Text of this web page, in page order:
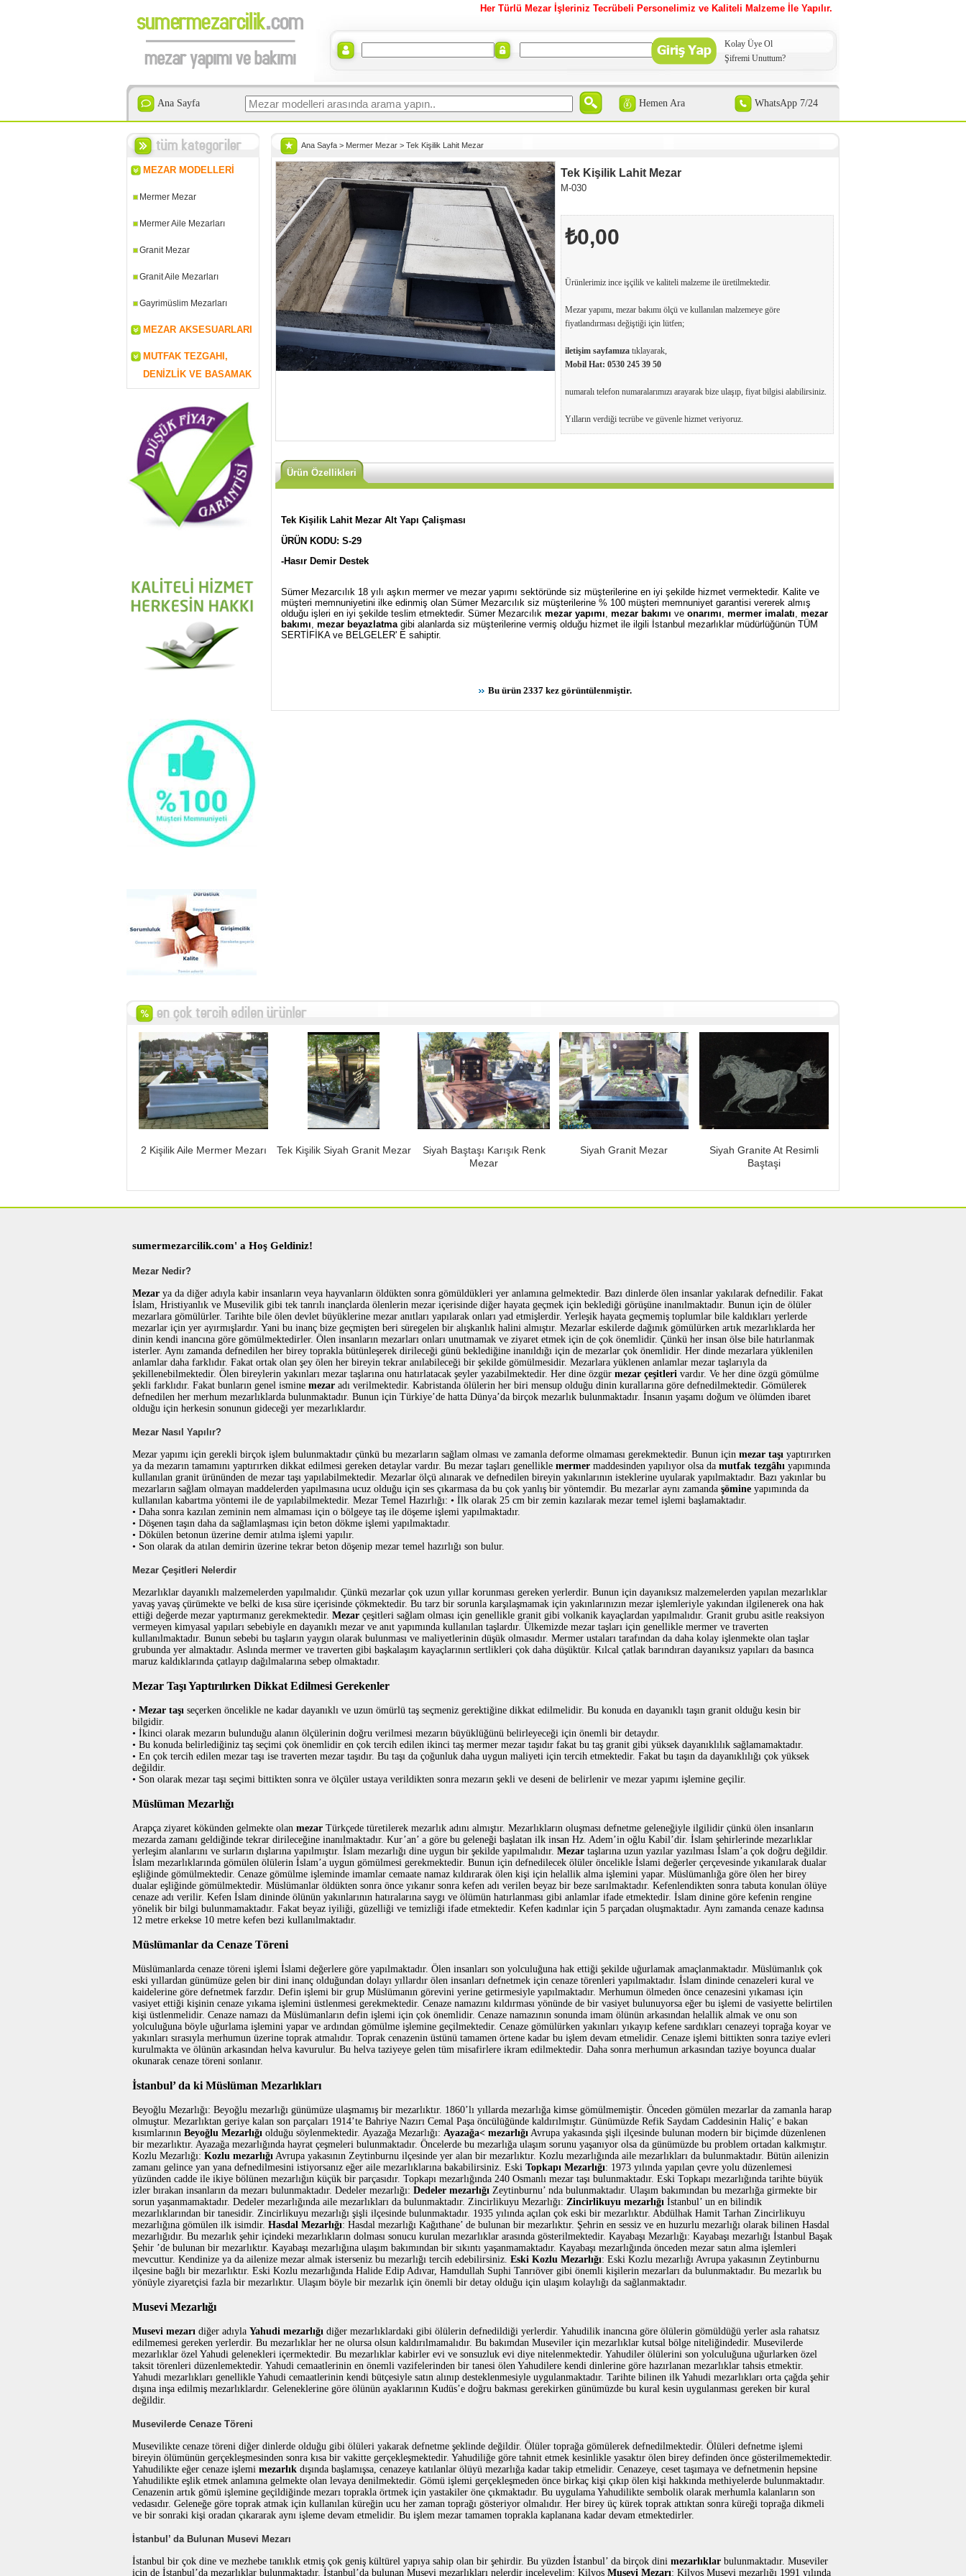
Her Türlü Mezar İşleriniz Tecrübeli Personelimiz ve Kaliteli Malzeme İle Yapılır.
Kolay Üye Ol
Şifremi Unuttum?
Ana Sayfa Hemen Ara WhatsApp 7/24
MEZAR MODELLERİ
Mermer Mezar
Mermer Aile Mezarları
Granit Mezar
Granit Aile Mezarları
Gayrimüslim Mezarları
MEZAR AKSESUARLARI
MUTFAK TEZGAHI,
DENİZLİK VE BASAMAK
Ana Sayfa > Mermer Mezar > Tek Kişilik Lahit Mezar
Tek Kişilik Lahit Mezar
M-030
₺0,00
Ürünlerimiz ince işçilik ve kaliteli malzeme ile üretilmektedir.
Mezar yapımı, mezar bakımı ölçü ve kullanılan malzemeye göre
fiyatlandırması değiştiği için lütfen;
iletişim sayfamıza tıklayarak,
Mobil Hat: 0530 245 39 50
numaralı telefon numaralarımızı arayarak bize ulaşıp, fiyat bilgisi alabilirsiniz.
Yılların verdiği tecrübe ve güvenle hizmet veriyoruz.
Ürün Özellikleri
Tek Kişilik Lahit Mezar Alt Yapı Çalişması
ÜRÜN KODU: S-29
-Hasır Demir Destek
Sümer Mezarcılık 18 yılı aşkın mermer ve mezar yapımı sektöründe siz müşterilerine en iyi şekilde hizmet vermektedir. Kalite ve
müşteri memnuniyetini ilke edinmiş olan Sümer Mezarcılık siz müşterilerine % 100 müşteri memnuniyet garantisi vererek almış
olduğu işleri en iyi şekilde teslim etmektedir. Sümer Mezarcılık mezar yapımı, mezar bakımı ve onarımı, mermer imalatı, mezar
bakımı, mezar beyazlatmagibi alanlarda siz müşterilerine vermiş olduğu hizmet ile ilgili İstanbul mezarlıklar müdürlüğünün TÜM
SERTİFİKA ve BELGELER' E sahiptir.
Bu ürün 2337 kez görüntülenmiştir.
2 Kişilik Aile Mermer Mezarı Tek Kişilik Siyah Granit Mezar
Siyah Baştaşı Karışık Renk
Mezar
Siyah Granit Mezar
Siyah Granite At Resimli
Baştaşi
sumermezarcilik.com' a Hoş Geldiniz!
Mezar Nedir?
Mezar ya da diğer adıyla kabir insanların veya hayvanların öldükten sonra gömüldükleri yer anlamına gelmektedir. Bazı dinlerde ölen insanlar yakılarak defnedilir. Fakat
İslam, Hristiyanlık ve Musevilik gibi tek tanrılı inançlarda ölenlerin mezar içerisinde diğer hayata geçmek için beklediği görüşüne inanılmaktadır. Bunun için de ölüler
mezarlara gömülürler. Tarihte bile ölen devlet büyüklerine mezar anıtları yapılarak onları yad etmişlerdir. Yerleşik hayata geçmemiş toplumlar bile kaldıkları yerlerde
mezarlar için yer ayırmışlardır. Yani bu inanç bize geçmişten beri süregelen bir alışkanlık halini almıştır. Mezarlar eskilerde dağınık gömülürken artık mezarlıklarda her
dinin kendi inancına göre gömülmektedirler. Ölen insanların mezarları onları unutmamak ve ziyaret etmek için de çok önemlidir. Çünkü her insan ölse bile hatırlanmak
isterler. Aynı zamanda defnedilen her birey toprakla bütünleşerek dirileceği günü beklediğine inanıldığı için de mezarlar çok önemlidir. Her dinde mezarlara yüklenilen
anlamlar daha farklıdır. Fakat ortak olan şey ölen her bireyin tekrar anılabileceği bir şekilde gömülmesidir. Mezarlara yüklenen anlamlar mezar taşlarıyla da
şekillenebilmektedir. Ölen bireylerin yakınları mezar taşlarına onu hatırlatacak şeyler yazabilmektedir. Her dine özgür mezar çeşitleri vardır. Ve her dine özgü gömülme
şekli farklıdır. Fakat bunların genel ismine mezar adı verilmektedir. Kabristanda ölülerin her biri mensup olduğu dinin kurallarına göre defnedilmektedir. Gömülerek
defnedilen her merhum mezarlıklarda bulunmaktadır. Bunun için Türkiye’de hatta Dünya’da birçok mezarlık bulunmaktadır. İnsanın yaşamı doğum ve ölümden ibaret
olduğu için herkesin sonunun gideceği yer mezarlıklardır.
Mezar Nasıl Yapılır?
Mezar yapımı için gerekli birçok işlem bulunmaktadır çünkü bu mezarların sağlam olması ve zamanla deforme olmaması gerekmektedir. Bunun için mezar taşı yaptırırken
ya da mezarın tamamını yaptırırken dikkat edilmesi gereken detaylar vardır. Bu mezar taşları genellikle mermer maddesinden yapılıyor olsa da mutfak tezgâhı yapımında
kullanılan granit ürününden de mezar taşı yapılabilmektedir. Mezarlar ölçü alınarak ve defnedilen bireyin yakınlarının isteklerine uyularak yapılmaktadır. Bazı yakınlar bu
mezarların sağlam olmayan maddelerden yapılmasına ucuz olduğu için ses çıkarmasa da bu çok yanlış bir yöntemdir. Bu mezarlar aynı zamanda şömine yapımında da
kullanılan kabartma yöntemi ile de yapılabilmektedir. Mezar Temel Hazırlığı: • İlk olarak 25 cm bir zemin kazılarak mezar temel işlemi başlamaktadır.
• Daha sonra kazılan zeminin nem almaması için o bölgeye taş ile döşeme işlemi yapılmaktadır.
• Döşenen taşın daha da sağlamlaşması için beton dökme işlemi yapılmaktadır.
• Dökülen betonun üzerine demir atılma işlemi yapılır.
• Son olarak da atılan demirin üzerine tekrar beton döşenip mezar temel hazırlığı son bulur.
Mezar Çeşitleri Nelerdir
Mezarlıklar dayanıklı malzemelerden yapılmalıdır. Çünkü mezarlar çok uzun yıllar korunması gereken yerlerdir. Bunun için dayanıksız malzemelerden yapılan mezarlıklar
yavaş yavaş çürümekte ve belki de kısa süre içerisinde çökmektedir. Bu tarz bir sorunla karşılaşmamak için yakınlarınızın mezar işlemleriyle yakından ilgilenerek ona hak
ettiği değerde mezar yaptırmanız gerekmektedir. Mezar çeşitleri sağlam olması için genellikle granit gibi volkanik kayaçlardan yapılmalıdır. Granit grubu asitle reaksiyon
vermeyen kimyasal yapıları sebebiyle en dayanıklı mezar ve anıt yapımında kullanılan taşlardır. Ülkemizde mezar taşları için genellikle mermer ve traverten
kullanılmaktadır. Bunun sebebi bu taşların yaygın olarak bulunması ve maliyetlerinin düşük olmasıdır. Mermer ustaları tarafından da daha kolay işlenmekte olan taşlar
grubunda yer almaktadır. Aslında mermer ve traverten gibi başkalaşım kayaçlarının sertlikleri çok daha düşüktür. Kılcal çatlak barındıran dayanıksız yapıları da basınca
maruz kaldıklarında çatlayıp dağılmalarına sebep olmaktadır.
Mezar Taşı Yaptırılırken Dikkat Edilmesi Gerekenler
• Mezar taşı seçerken öncelikle ne kadar dayanıklı ve uzun ömürlü taş seçmeniz gerektiğine dikkat edilmelidir. Bu konuda en dayanıklı taşın granit olduğu kesin bir
bilgidir.
• İkinci olarak mezarın bulunduğu alanın ölçülerinin doğru verilmesi mezarın büyüklüğünü belirleyeceği için önemli bir detaydır.
• Bu konuda belirlediğiniz taş seçimi çok önemlidir en çok tercih edilen ikinci taş mermer mezar taşıdır fakat bu taş granit gibi yüksek dayanıklılık sağlamamaktadır.
• En çok tercih edilen mezar taşı ise traverten mezar taşıdır. Bu taşı da çoğunluk daha uygun maliyeti için tercih etmektedir. Fakat bu taşın da dayanıklılığı çok yüksek
değildir.
• Son olarak mezar taşı seçimi bittikten sonra ve ölçüler ustaya verildikten sonra mezarın şekli ve deseni de belirlenir ve mezar yapımı işlemine geçilir.
Müslüman Mezarlığı
Arapça ziyaret kökünden gelmekte olan mezar Türkçede türetilerek mezarlık adını almıştır. Mezarlıkların oluşması defnetme geleneğiyle ilgilidir çünkü ölen insanların
mezarda zamanı geldiğinde tekrar dirileceğine inanılmaktadır. Kur’an’ a göre bu geleneği başlatan ilk insan Hz. Adem’in oğlu Kabil’dir. İslam şehirlerinde mezarlıklar
yerleşim alanlarını ve surların dışlarına yapılmıştır. İslam mezarlığı dine uygun bir şekilde yapılmalıdır. Mezar taşlarına uzun yazılar yazılması İslam’a çok doğru değildir.
İslam mezarlıklarında gömülen ölülerin İslam’a uygun gömülmesi gerekmektedir. Bunun için defnedilecek ölüler öncelikle İslami değerler çerçevesinde yıkanılarak dualar
eşliğinde gömülmektedir. Cenaze gömülme işleminde imamlar cemaate namaz kıldırarak ölen kişi için helallik alma işlemini yapar. Müslümanlığa göre ölen her birey
dualar eşliğinde gömülmektedir. Müslümanlar öldükten sonra önce yıkanır sonra kefen adı verilen beyaz bir beze sarılmaktadır. Kefenlendikten sonra tabuta konulan ölüye
cenaze adı verilir. Kefen İslam dininde ölünün yakınlarının hatıralarına saygı ve ölümün hatırlanması gibi anlamlar ifade etmektedir. İslam dinine göre kefenin rengine
yönelik bir bilgi bulunmamaktadır. Fakat beyaz iyiliği, güzelliği ve temizliği ifade etmektedir. Kefen kadınlar için 5 parçadan oluşmaktadır. Aynı zamanda cenaze kadınsa
12 metre erkekse 10 metre kefen bezi kullanılmaktadır.
Müslümanlar da Cenaze Töreni
Müslümanlarda cenaze töreni işlemi İslami değerlere göre yapılmaktadır. Ölen insanları son yolculuğuna hak ettiği şekilde uğurlamak amaçlanmaktadır. Müslümanlık çok
eski yıllardan günümüze gelen bir dini inanç olduğundan dolayı yıllardır ölen insanları defnetmek için cenaze törenleri yapılmaktadır. İslam dininde cenazeleri kural ve
kaidelerine göre defnetmek farzdır. Defin işlemi bir grup Müslümanın görevini yerine getirmesiyle yapılmaktadır. Merhumun ölmeden önce cenazesini yıkaması için
vasiyet ettiği kişinin cenaze yıkama işlemini üstlenmesi gerekmektedir. Cenaze namazını kıldırması yönünde de bir vasiyet bulunuyorsa eğer bu işlemi de vasiyette belirtilen
kişi üstlenmelidir. Cenaze namazı da Müslümanların defin işlemi için çok önemlidir. Cenaze namazının sonunda imam ölünün arkasından helallik almak ve onu son
yolculuğuna böyle uğurlama işlemini yapar ve ardından gömülme işlemine geçilmektedir. Cenaze gömülürken yakınları yıkayıp kefene sardıkları cenazeyi toprağa koyar ve
yakınları sırasıyla merhumun üzerine toprak atmalıdır. Toprak cenazenin üstünü tamamen örtene kadar bu işlem devam etmelidir. Cenaze işlemi bittikten sonra taziye evleri
kurulmakta ve ölünün arkasından helva kavurulur. Bu helva taziyeye gelen tüm misafirlere ikram edilmektedir. Daha sonra merhumun arkasından taziye boyunca dualar
okunarak cenaze töreni sonlanır.
İstanbul’ da ki Müslüman Mezarlıkları
Beyoğlu Mezarlığı: Beyoğlu mezarlığı günümüze ulaşmamış bir mezarlıktır. 1860’lı yıllarda mezarlığa kimse gömülmemiştir. Önceden gömülen mezarlar da zamanla harap
olmuştur. Mezarlıktan geriye kalan son parçaları 1914’te Bahriye Nazırı Cemal Paşa öncülüğünde kaldırılmıştır. Günümüzde Refik Saydam Caddesinin Haliç’ e bakan
kısımlarının Beyoğlu Mezarlığı olduğu söylenmektedir. Ayazağa Mezarlığı: Ayazağa< mezarlığı Avrupa yakasında şişli ilçesinde bulunan modern bir biçimde düzenlenen
bir mezarlıktır. Ayazağa mezarlığında hayrat çeşmeleri bulunmaktadır. Öncelerde bu mezarlığa ulaşım sorunu yaşanıyor olsa da günümüzde bu problem ortadan kalkmıştır.
Kozlu Mezarlığı: Kozlu mezarlığı Avrupa yakasının Zeytinburnu ilçesinde yer alan bir mezarlıktır. Kozlu mezarlığında aile mezarlıkları da bulunmaktadır. Bütün ailenizin
zamanı gelince yan yana defnedilmesini istiyorsanız eğer aile mezarlıklarına bakabilirsiniz. Eski Topkapı Mezarlığı: 1973 yılında yapılan çevre yolu düzenlemesi
yüzünden cadde ile ikiye bölünen mezarlığın küçük bir parçasıdır. Topkapı mezarlığında 240 Osmanlı mezar taşı bulunmaktadır. Eski Topkapı mezarlığında tarihte büyük
izler bırakan insanların da mezarı bulunmaktadır. Dedeler mezarlığı: Dedeler mezarlığı Zeytinburnu’ nda bulunmaktadır. Ulaşım bakımından bu mezarlığa girmekte bir
sorun yaşanmamaktadır. Dedeler mezarlığında aile mezarlıkları da bulunmaktadır. Zincirlikuyu Mezarlığı: Zincirlikuyu mezarlığı İstanbul’ un en bilindik
mezarlıklarından bir tanesidir. Zincirlikuyu mezarlığı şişli ilçesinde bulunmaktadır. 1935 yılında açılan çok eski bir mezarlıktır. Abdülhak Hamit Tarhan Zincirlikuyu
mezarlığına gömülen ilk isimdir. Hasdal Mezarlığı: Hasdal mezarlığı Kağıthane’ de bulunan bir mezarlıktır. Şehrin en sessiz ve en huzurlu mezarlığı olarak bilinen Hasdal
mezarlığıdır. Bu mezarlık şehir içindeki mezarlıkların dolması sonucu kurulan mezarlıklar arasında gösterilmektedir. Kayabaşı Mezarlığı: Kayabaşı mezarlığı İstanbul Başak
Şehir ’de bulunan bir mezarlıktır. Kayabaşı mezarlığına ulaşım bakımından bir sıkıntı yaşanmamaktadır. Kayabaşı mezarlığında önceden mezar satın alma işlemleri
mevcuttur. Kendinize ya da ailenize mezar almak isterseniz bu mezarlığı tercih edebilirsiniz. Eski Kozlu Mezarlığı: Eski Kozlu mezarlığı Avrupa yakasının Zeytinburnu
ilçesine bağlı bir mezarlıktır. Eski Kozlu mezarlığında Halide Edip Adıvar, Hamdullah Suphi Tanrıöver gibi önemli kişilerin mezarları da bulunmaktadır. Bu mezarlık bu
yönüyle ziyaretçisi fazla bir mezarlıktır. Ulaşım böyle bir mezarlık için önemli bir detay olduğu için ulaşım kolaylığı da sağlanmaktadır.
Musevi Mezarlığı
Musevi mezarı diğer adıyla Yahudi mezarlığı diğer mezarlıklardaki gibi ölülerin defnedildiği yerlerdir. Yahudilik inancına göre ölülerin gömüldüğü yerler asla rahatsız
edilmemesi gereken yerlerdir. Bu mezarlıklar her ne olursa olsun kaldırılmamalıdır. Bu bakımdan Museviler için mezarlıklar kutsal bölge niteliğindedir. Musevilerde
mezarlıklar özel Yahudi gelenekleri içermektedir. Bu mezarlıklar kabirler evi ve sonsuzluk evi diye nitelenmektedir. Yahudiler ölülerini son yolculuğuna uğurlarken özel
taksit törenleri düzenlemektedir. Yahudi cemaatlerinin en önemli vazifelerinden bir tanesi ölen Yahudilere kendi dinlerine göre hazırlanan mezarlıklar tahsis etmektir.
Yahudi mezarlıkları genellikle Yahudi cemaatlerinin kendi bütçesiyle satın alınıp desteklenmesiyle uygulanmaktadır. Tarihte bilinen ilk Yahudi mezarlıkları orta çağda şehir
dışına inşa edilmiş mezarlıklardır. Geleneklerine göre ölünün ayaklarının Kudüs’e doğru bakması gerekirken günümüzde bu kural kesin uygulanması gereken bir kural
değildir.
Musevilerde Cenaze Töreni
Musevilikte cenaze töreni diğer dinlerde olduğu gibi ölüleri yakarak defnetme şeklinde değildir. Ölüler toprağa gömülerek defnedilmektedir. Ölüleri defnetme işlemi
bireyin ölümünün gerçekleşmesinden sonra kısa bir vakitte gerçekleşmektedir. Yahudiliğe göre tahnit etmek kesinlikle yasaktır ölen birey definden önce gösterilmemektedir.
Yahudilikte eğer cenaze işlemi mezarlık dışında başlamışsa, cenazeye katılanlar ölüyü mezarlığa kadar takip etmelidir. Cenazeye, ceset taşımaya ve defnetmenin hepsine
Yahudilikte eşlik etmek anlamına gelmekte olan levaya denilmektedir. Gömü işlemi gerçekleşmeden önce birkaç kişi çıkıp ölen kişi hakkında methiyelerde bulunmaktadır.
Cenazenin artık gömü işlemine geçildiğinde mezarı toprakla örtmek için yastakiler öne çıkmaktadır. Bu uygulama Yahudilikte sembolik olarak merhumla kalanların son
vedasıdır. Geleneğe göre toprak atmak için kullanılan küreğin ucu her zaman toprağı gösteriyor olmalıdır. Her birey üç kürek toprak attıktan sonra küreği toprağa dikmeli
ve bir sonraki kişi oradan çıkararak aynı işleme devam etmelidir. Bu işlem mezar tamamen toprakla kaplanana kadar devam etmektedirler.
İstanbul’ da Bulunan Musevi Mezarı
İstanbul bir çok dine ve mezhebe tanıklık etmiş çok geniş kültürel yapıya sahip olan bir şehirdir. Bu yüzden İstanbul’ da birçok dini mezarlıklar bulunmaktadır. Museviler
için de İstanbul’da mezarlıklar bulunmaktadır. İstanbul’da bulunan Musevi mezarlıkları nelerdir inceleyelim: Kilyos Musevi Mezarı: Kilyos Musevi mezarlığı 1991 yılında